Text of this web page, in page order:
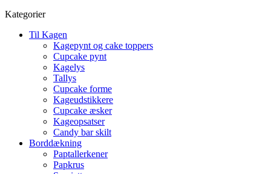
Kategorier
Til Kagen
Kagepynt og cake toppers
Cupcake pynt
Kagelys
Tallys
Cupcake forme
Kageudstikkere
Cupcake æsker
Kageopsatser
Candy bar skilt
Borddækning
Paptallerkener
Papkrus